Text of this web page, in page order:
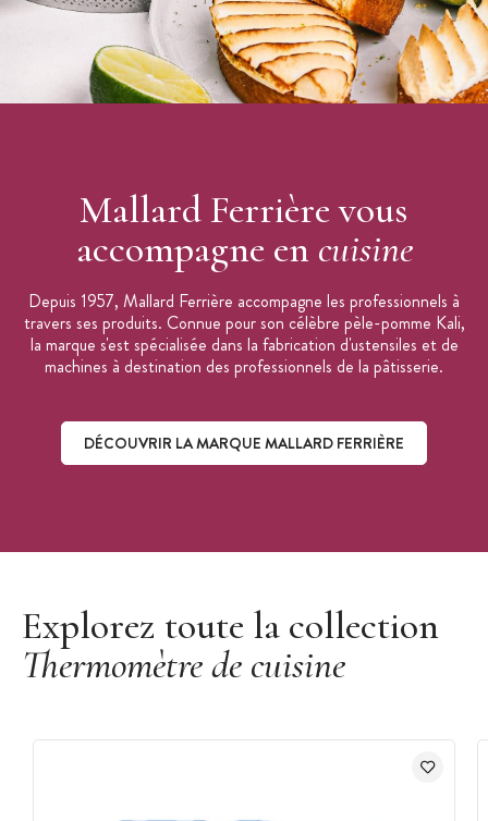
Mallard Ferrière vous
accompagne en cuisine
Depuis 1957, Mallard Ferrière accompagne les professionnels à
travers ses produits. Connue pour son célèbre pèle-pomme Kali,
la marque s'est spécialisée dans la fabrication d'ustensiles et de
machines à destination des professionnels de la pâtisserie.
DÉCOUVRIR LA MARQUE MALLARD FERRIÈRE
Explorez toute la collection
Thermomètre de cuisine